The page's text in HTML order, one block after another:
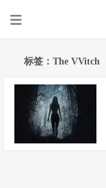
标签：The VVitch